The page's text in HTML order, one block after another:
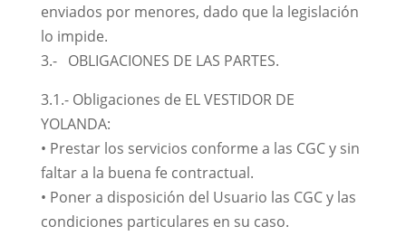
enviados por menores, dado que la legislación
lo impide.
3.- OBLIGACIONES DE LAS PARTES.
3.1.- Obligaciones de EL VESTIDOR DE
YOLANDA:
• Prestar los servicios conforme a las CGC y sin
faltar a la buena fe contractual.
• Poner a disposición del Usuario las CGC y las
condiciones particulares en su caso.